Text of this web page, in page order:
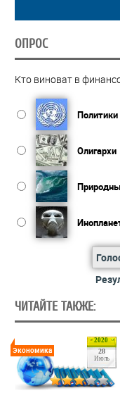
ОПРОС
Кто виноват в
Политики
Олигархи
ЧИТАЙТЕ ТАКЖЕ:
2020
28
Июль
Экономика